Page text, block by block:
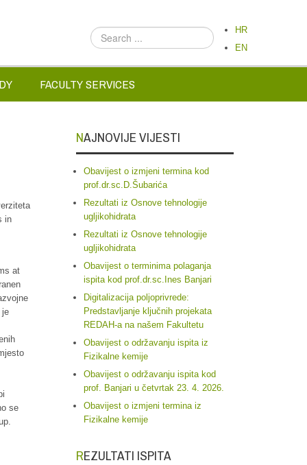
Search
...
HR
EN
FACULTY SERVICES
in
at
je
se
NAJNOVIJE VIJESTI
Obavijest o izmjeni termina kod
prof.dr.sc.D.Šubarića
Rezultati iz Osnove tehnologije
ugljikohidrata
Rezultati iz Osnove tehnologije
ugljikohidrata
Obavijest o terminima polaganja
ispita kod prof.dr.sc.Ines Banjari
Digitalizacija poljoprivrede:
Predstavljanje ključnih projekata
REDAH-a na našem Fakultetu
Obavijest o održavanju ispita iz
Fizikalne kemije
Obavijest o održavanju ispita kod
prof. Banjari u četvrtak 23. 4. 2026.
Obavijest o izmjeni termina iz
Fizikalne kemije
REZULTATI ISPITA